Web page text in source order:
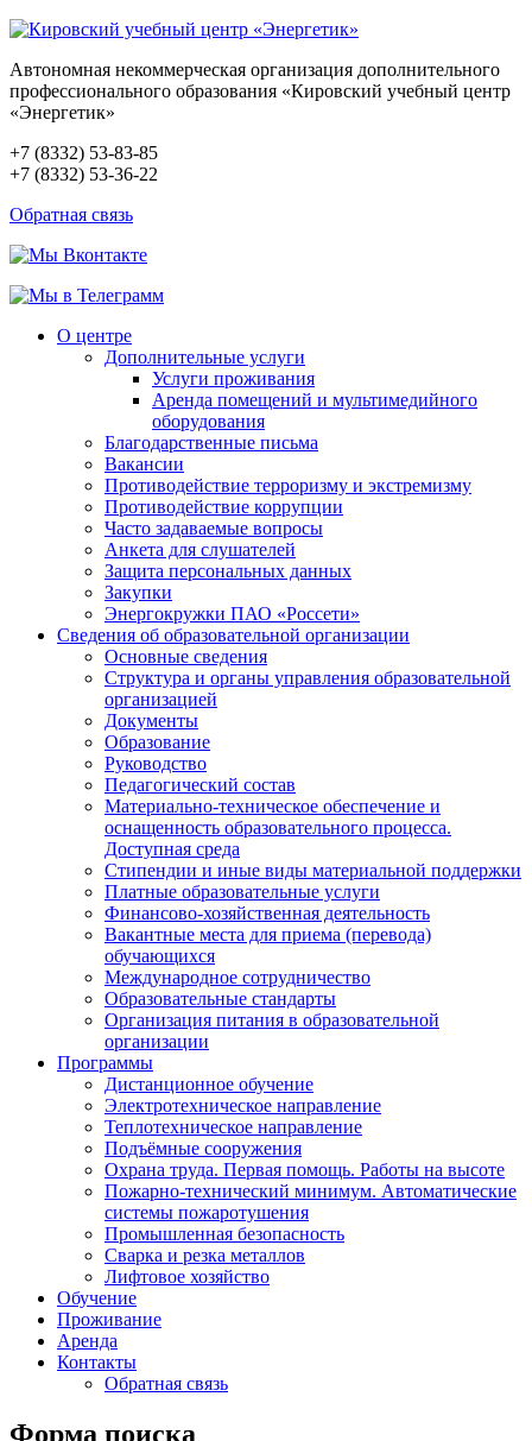
Автономная некоммерческая организация дополнительного
профессионального образования «Кировский учебный центр
«Энергетик»
+7 (8332) 53-83-85
+7 (8332) 53-36-22
Обратная связь
О центре
Дополнительные услуги
Услуги проживания
Аренда помещений и мультимедийного
оборудования
Благодарственные письма
Вакансии
Противодействие терроризму и экстремизму
Противодействие коррупции
Часто задаваемые вопросы
Анкета для слушателей
Защита персональных данных
Закупки
Энергокружки ПАО «Россети»
Сведения об образовательной организации
Основные сведения
Структура и органы управления образовательной
организацией
Документы
Образование
Руководство
Педагогический состав
Материально-техническое обеспечение и
оснащенность образовательного процесса.
Доступная среда
Стипендии и иные виды материальной поддержки
Платные образовательные услуги
Финансово-хозяйственная деятельность
Вакантные места для приема (перевода)
обучающихся
Международное сотрудничество
Образовательные стандарты
Организация питания в образовательной
организации
Программы
Дистанционное обучение
Электротехническое направление
Теплотехническое направление
Подъёмные сооружения
Охрана труда. Первая помощь. Работы на высоте
Пожарно-технический минимум. Автоматические
системы пожаротушения
Промышленная безопасность
Сварка и резка металлов
Лифтовое хозяйство
Обучение
Проживание
Аренда
Контакты
Обратная связь
Форма поиска